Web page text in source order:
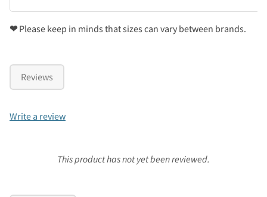
❤Please keep in minds that sizes can vary between brands.
Reviews
Write a review
This product has not yet been reviewed.